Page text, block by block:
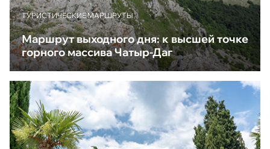
ТУРИСТИЧЕСКИЕ МАРШРУТЫ
Маршрут выходного дня: к высшей точке
горного массива Чатыр-Даг